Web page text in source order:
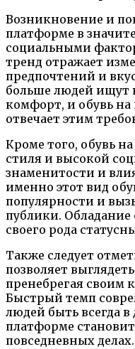
Возникновение и
платформе в
социальными
тренд отражает
предпочтений и
больше людей ищут
комфорт, и обувь
отвечает этим
Кроме того, обувь
стиля и высокой
знаменитости и
именно этот вид
популярности и
публики. Обладание
своего рода
Также следует
позволяет
пренебрегая своим
Быстрый темп
людей быть всегда
платформе
повседневных делах.